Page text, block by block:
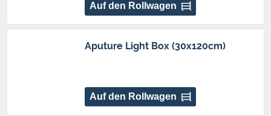
Auf den Rollwagen
Aputure Light Box (30x120cm)
Auf den Rollwagen